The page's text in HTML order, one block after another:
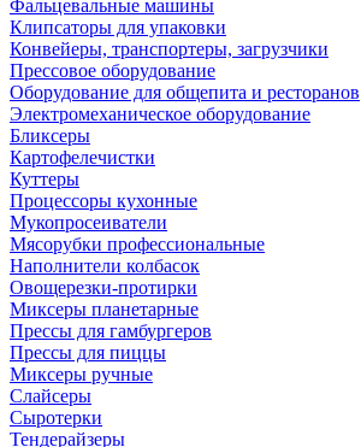
Фальцевальные машины
Клипсаторы для упаковки
Конвейеры, транспортеры, загрузчики
Прессовое оборудование
Оборудование для общепита и ресторанов
Электромеханическое оборудование
Бликсеры
Картофелечистки
Куттеры
Процессоры кухонные
Мукопросеиватели
Мясорубки профессиональные
Наполнители колбасок
Овощерезки-протирки
Миксеры планетарные
Прессы для гамбургеров
Прессы для пиццы
Миксеры ручные
Слайсеры
Сыротерки
Тендерайзеры